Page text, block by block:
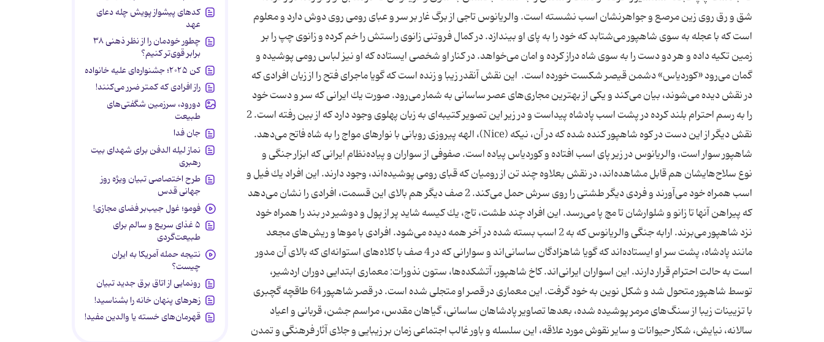
شق و رق روی زین مرصع و جواهرنشان اسب نشسته است. والریانوس تاجی از برگ غار بر سر و عبای رومی روی دوش دارد و معلوم
است كه با عجله به سوی شاهپور می‌شتابد كه خود را به پای او بیندازد. در كمال فروتنی زانوی راستش را خم كرده و زانوی چپ را بر
زمین تكیه داده و هر دو دست را به سوی شاه دراز كرده و امان می‌خواهد. در كنار او شخصی ایستاده كه او نیز لباس رومی پوشیده و
گمان می‌رود «كوردیاس» دشمن قیصر شكست خورده است. ‌ این نقش آنقدر زیبا و زنده است كه گویا ماجرای فتح را از زبان افرادی كه
در نقش دیده می‌شوند، بیان می‌كند و یكی از بهترین مجاری‌های عصر ساسانی به شمار می‌رود. صورت یك ایرانی كه سر و دست خود
را به رسم احترام بلند كرده در پشت اسب پادشاه پیداست و در زیر این تصویر كتیبه‌ای به زبان پهلوی وجود دارد كه از بین رفته است. 2
نقش دیگر از این دست در كوه شاهپور كنده شده كه در آن، نیكه (Nice)، الهه پیروزی روبانی با نوارهای مواج را به شاه فاتح می‌دهد.
شاهپور سوار است، والریانوس در زیر پای اسب افتاده و كوردیاس پیاده است. صفوفی از سواران و پیاده‌نظام ایرانی كه ابزار جنگی و
نوع سلاح‌هایشان هم قابل مشاهده‌اند، در نقش بعلاوه چند تن از رومیان كه قبای رومی پوشیده‌اند، وجود دارند. این افراد یك فیل و
اسب همراه خود می‌آورند و فردی دیگر طشتی را روی سرش حمل می‌كند. 2 صف دیگر هم بالای این قسمت، افرادی را نشان می‌دهد
كه پیراهن آنها تا زانو و شلوارشان تا مچ پا می‌رسد. این افراد چند طشت، تاج، یك كیسه شاید پر از پول و دو‌شیر در بند را همراه خود
نزد شاهپور می‌برند. ارابه جنگی والریانوس كه به 2 اسب بسته شده در آخر همه دیده می‌شود. افرادی با موها و ریش‌های مجعد
مانند پادشاه، پشت سر او ایستاده‌اند كه گویا شاهزادگان ساسانی‌اند و سوارانی كه در 4 صف با كلاه‌های استوانه‌ای كه بالای آن مدور
است به حالت احترام قرار دارند. این اسواران ایرانی‌اند. كاخ شاهپور، آتشكده‌ها، ستون نذورات: معماری ابتدایی دوران اردشیر،
توسط شاهپور متحول شد و شكل نوین به خود گرفت. این معماری در قصر او متجلی شده است. در قصر شاهپور 64 طاقچه گچبری
با تزیینات زیبا از سنگ‌های مرمر پوشیده شده، بعدها تصاویر پادشاهان ساسانی، گیاهان مقدس، مراسم جشن، قربانی و اعیاد
سالانه، نیایش، شكار حیوانات و سایر نقوش مورد علاقه، این سلسله و باور غالب اجتماعی زمان بر زیبایی و جلای آثار فرهنگی و تمدن
کدهای پیشواز پویش چله دعای
عهد
چطور خودمان را از نظر ذهنی ۳۸
برابر قوی‌تر کنیم؟
کن ۲۰۲۵؛ جشنواره‌ای علیه خانواده
راز افرادی که کمتر ضرر می‌کنند!
دورود، سرزمین شگفتی‌های
طبیعت
جان فدا
نماز لیله الدفن برای شهدای بیت
رهبری
طرح اختصاصی تبیان ویژه روز
جهانی قدس
فومو؛ غول جیب‌بر فضای مجازی!
۵ غذای سریع و سالم برای
طبیعت‌گردی
نتیجه حمله آمریکا به ایران
چیست؟
رونمایی از اتاق برق جدید تبیان
زهرهای پنهان خانه را بشناسید!
قهرمان‌های خسته یا والدین مفید!